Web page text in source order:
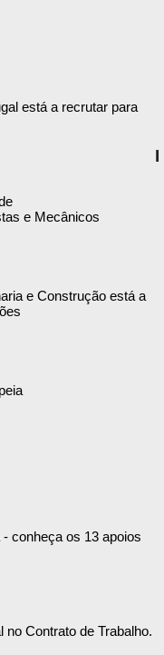
está a recrutar para
e Mecânicos
e Construção está a
I
conheça os 13 apoios
Contrato de Trabalho.